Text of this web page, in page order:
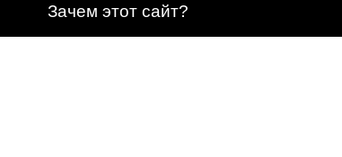
Зачем этот сайт?